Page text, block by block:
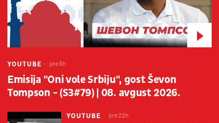
YOUTUBE pre 8h
Emisija "Oni vole Srbiju", gost Ševon
Tompson - (S3#79) | 08. avgust 2026.
YOUTUBE pre 22h